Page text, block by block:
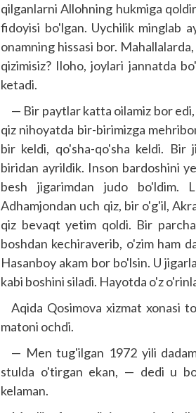
qilganlarni Allohning hukmiga
fidoyisi bo'lgan. Uychilik minglab
onamning hissasi bor.
qizimisiz? Iloho, joylari jannatda
ketadi.
— Bir paytlar katta oilamiz bor
qiz nihoyatda bir-birimizga
bir keldi, qo'sha-qo'sha keldi. Bir
biridan ayrildik. Inson bardoshini
besh jigarimdan judo bo'ldim.
Adhamjondan uch qiz, bir o'g'il,
qiz bevaqt yetim qoldi. Bir
boshdan kechiraverib, o'zim ham
Hasanboy akam bor bo'lsin. U
kabi boshini siladi. Hayotda o'z
Aqida Qosimova xizmat xonasi
matoni ochdi.
— Men tug'ilgan 1972 yili
stulda o'tirgan ekan, — dedi u
kelaman.